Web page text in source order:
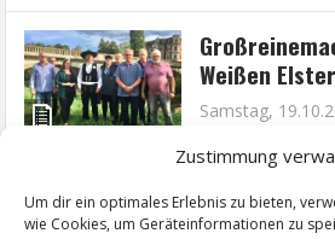
Zustimmung
Um dir ein optimales Erlebnis zu bieten,
wie Cookies, um Geräteinformationen zu
Weißen Elster
Samstag,